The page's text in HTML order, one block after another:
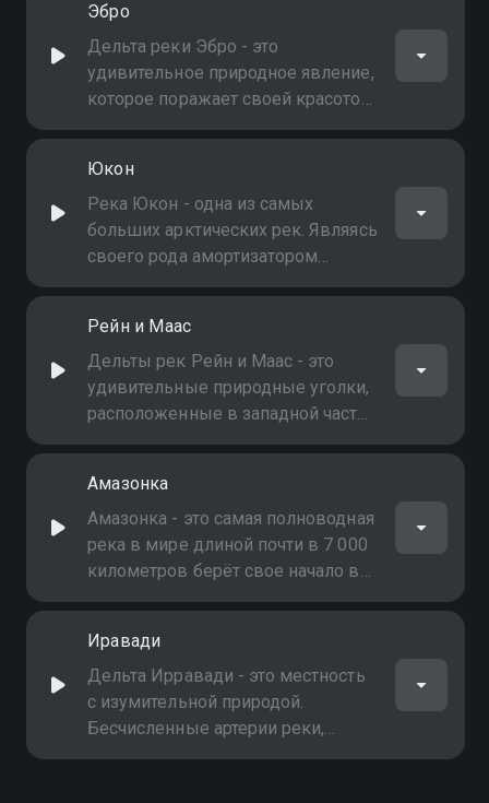
Эбро
Дельта реки Эбро - это
удивительное природное явление,
которое поражает своей красотой
и разнообразием экосистем
Юкон
Река Юкон - одна из самых
больших арктических рек. Являясь
своего рода амортизатором
Северного Ледовитого океана,
себе изменения климата
Рейн и Маас
Дельты рек Рейн и Маас - это
удивительные природные уголки,
расположенные в западной части
Европы
Амазонка
Амазонка - это самая полноводная
река в мире длиной почти в 7 000
километров берёт свое начало в
Андах и впадает в Атлантический
Бразилии, Там она образует
крупнейшую дельту и практически
нетронутую среду обитания
Иравади
Дельта Ирравади - это местность
с изумительной природой.
Бесчисленные артерии реки,
извиваясь, проходят через